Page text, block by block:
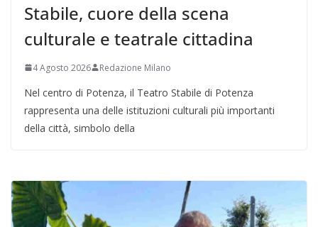
Stabile, cuore della scena
culturale e teatrale cittadina
4 Agosto 2026 Redazione Milano
Nel centro di Potenza, il Teatro Stabile di Potenza
rappresenta una delle istituzioni culturali più importanti
della città, simbolo della